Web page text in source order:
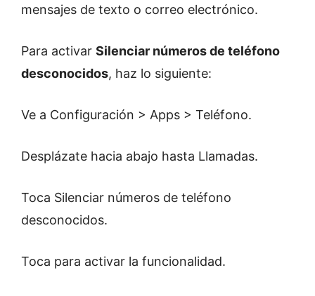
mensajes de texto o correo electrónico.
Para activar Silenciar números de teléfono
desconocidos, haz lo siguiente:
Ve a Configuración > Apps > Teléfono.
Desplázate hacia abajo hasta Llamadas.
Toca Silenciar números de teléfono
desconocidos.
Toca para activar la funcionalidad.